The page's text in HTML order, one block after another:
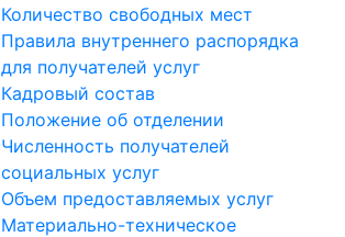
Количество свободных мест
Правила внутреннего распорядка
для получателей услуг
Кадровый состав
Положение об отделении
Численность получателей
социальных услуг
Объем предоставляемых услуг
Материально-техническое